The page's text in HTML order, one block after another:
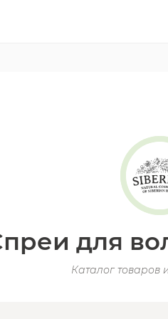
для
Каталог товаров